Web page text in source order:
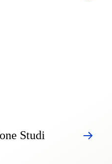
Studi